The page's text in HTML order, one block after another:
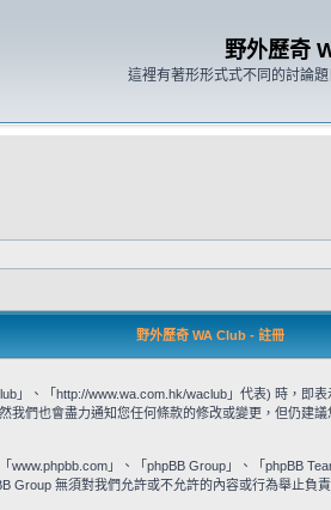
野外歷奇
這裡有著形形式式不同的討論
野外歷奇 WA Club - 註冊
」、「http://www.wa.com.hk/waclub」代表) 時，
我們也會盡力通知您任何條款的修改或變更，但仍
」、「phpBB Group」、「phpBB
Group 無須對我們允許或不允許的內容或行為舉止負